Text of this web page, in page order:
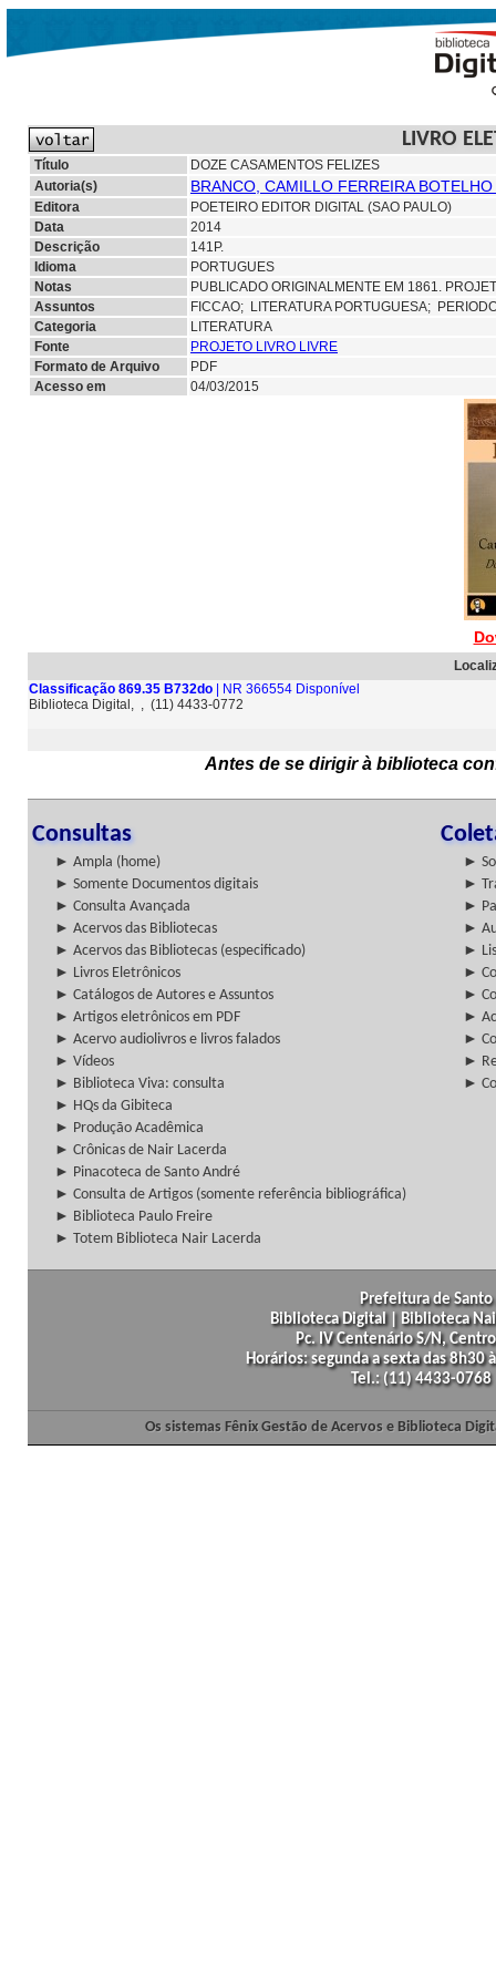
LIVRO
Título
DOZE CASAMENTOS FELIZES
Autoria(s)
BRANCO, CAMILLO FERREIRA
Editora
POETEIRO EDITOR DIGITAL (SAO PAULO)
Data
2014
Descrição
141P.
Idioma
PORTUGUES
Notas
PUBLICADO ORIGINALMENTE EM 1861.
Assuntos
FICCAO; LITERATURA PORTUGUESA;
Categoria
LITERATURA
Fonte
PROJETO LIVRO LIVRE
Formato de Arquivo
PDF
Acesso em
04/03/2015
Classificação 869.35 B732do | NR 366554 Disponível
Biblioteca Digital, , (11) 4433-0772
Antes de se dirigir à biblioteca
Consultas
► Ampla (home)
►
► Somente Documentos digitais
►
► Consulta Avançada
►
► Acervos das Bibliotecas
►
► Acervos das Bibliotecas (especificado)
►
► Livros Eletrônicos
►
► Catálogos de Autores e Assuntos
►
► Artigos eletrônicos em PDF
►
► Acervo audiolivros e livros falados
►
► Vídeos
►
► Biblioteca Viva: consulta
►
► HQs da Gibiteca
► Produção Acadêmica
► Crônicas de Nair Lacerda
► Pinacoteca de Santo André
► Consulta de Artigos (somente referência bibliográfica)
► Biblioteca Paulo Freire
► Totem Biblioteca Nair Lacerda
Prefeitura de
Biblioteca Digital | Biblioteca
Pc. IV Centenário S/N,
Horários: segunda a sexta das
Tel.: (11) 4433-
Os sistemas Fênix Gestão de Acervos e Biblioteca